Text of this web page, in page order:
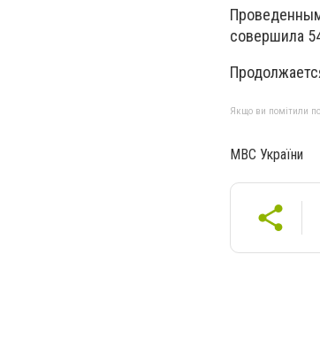
совершила
Якщо ви помітили
МВС України